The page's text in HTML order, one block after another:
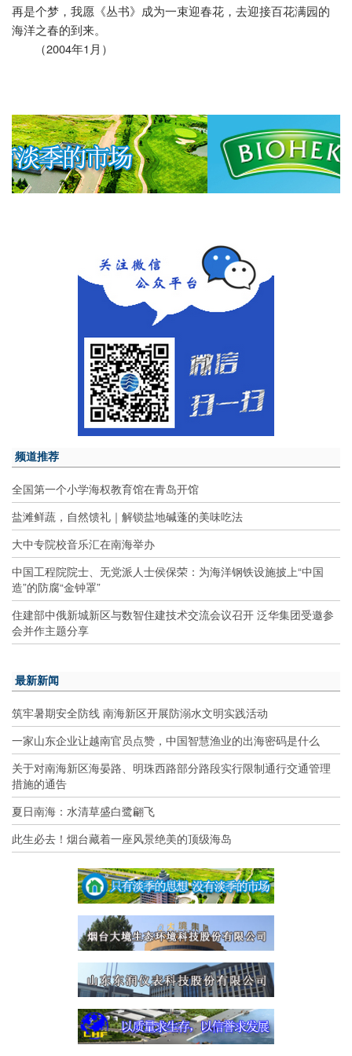
再是个梦，我愿《丛书》成为一束迎春花，去迎接百花满园的
海洋之春的到来。
（2004年1 月）
频道推荐
全国第一个小学海权教育馆在青岛开馆
盐滩鲜蔬，自然馈礼｜解锁盐地碱蓬的美味吃法
大中专院校音乐汇在南海举办
中国工程院院士、无党派人士侯保荣：为海洋钢铁设施披上“中国
造”的防腐“金钟罩”
住建部中俄新城新区与数智住建技术交流会议召开 泛华集团受邀参
会并作主题分享
最新新闻
筑牢暑期安全防线 南海新区开展防溺水文明实践活动
一家山东企业让越南官员点赞，中国智慧渔业的出海密码是什么
关于对南海新区海晏路、明珠西路部分路段实行限制通行交通管理
措施的通告
夏日南海：水清草盛白鹭翩飞
此生必去！烟台藏着一座风景绝美的顶级海岛